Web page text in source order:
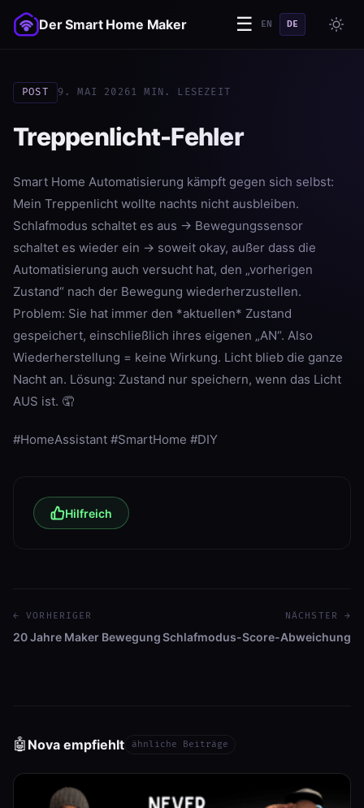
Der Smart Home Maker ☰ EN DE
POST 9. MAI 20261 MIN. LESEZEIT
Treppenlicht-Fehler
Smart Home Automatisierung kämpft gegen sich selbst:
Mein Treppenlicht wollte nachts nicht ausbleiben.
Schlafmodus schaltet es aus → Bewegungssensor
schaltet es wieder ein → soweit okay, außer dass die
Automatisierung auch versucht hat, den „vorherigen
Zustand“ nach der Bewegung wiederherzustellen.
Problem: Sie hat immer den *aktuellen* Zustand
gespeichert, einschließlich ihres eigenen „AN“. Also
Wiederherstellung = keine Wirkung. Licht blieb die ganze
Nacht an. Lösung: Zustand nur speichern, wenn das Licht
AUS ist. 🤦
#HomeAssistant #SmartHome #DIY
Hilfreich
← VORHERIGER
20 Jahre Maker Bewegung
NÄCHSTER →
Schlafmodus-Score-Abweichung
🤖 Nova empfiehlt ähnliche Beiträge